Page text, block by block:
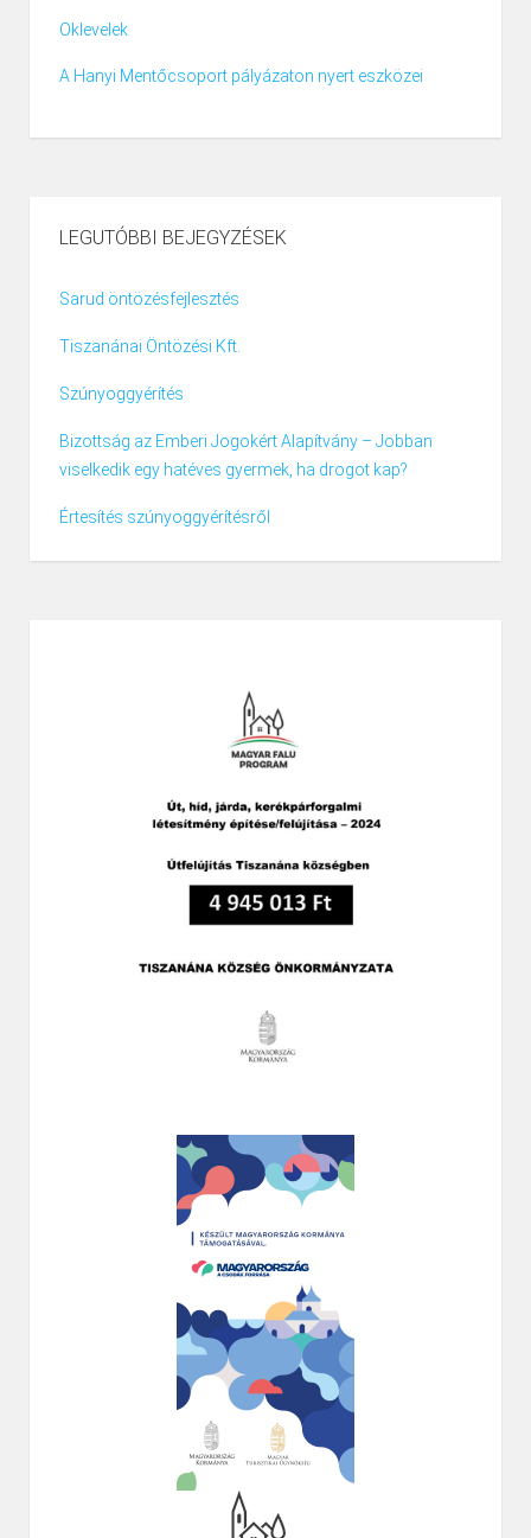
Oklevelek
A Hanyi Mentőcsoport pályázaton nyert eszközei
LEGUTÓBBI BEJEGYZÉSEK
Sarud öntözésfejlesztés
Tiszanánai Öntözési Kft.
Szúnyoggyérítés
Bizottság az Emberi Jogokért Alapítvány – Jobban
viselkedik egy hatéves gyermek, ha drogot kap?
Értesítés szúnyoggyérítésről